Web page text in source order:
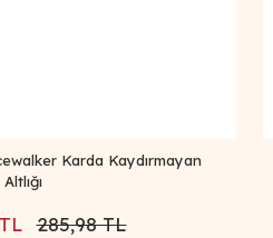
Karda Kaydırmayan
285,98 TL